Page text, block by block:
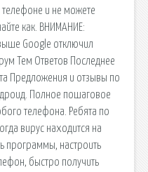
и не можете
как. ВНИМАНИЕ:
Google отключил
Тем Ответов Последнее
Предложения и отзывы по
Полное пошаговое
телефона. Ребята по
вирус находится на
программы, настроить
быстро получить